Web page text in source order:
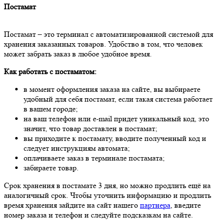
Постамат
Постамат – это терминал с автоматизированной системой для
хранения заказанных товаров. Удобство в том, что человек
может забрать заказ в любое удобное время.
Как работать с постаматом:
в момент оформления заказа на сайте, вы выбираете
удобный для себя постамат, если такая система работает
в вашем городе;
на ваш телефон или e-mail придет уникальный код, это
значит, что товар доставлен в постамат;
вы приходите к постамату, вводите полученный код и
следует инструкциям автомата;
оплачиваете заказ в терминале постамата;
забираете товар.
Срок хранения в постамате 3 дня, но можно продлить ещё на
аналогичный срок. Чтобы уточнить информацию и продлить
время хранения зайдите на сайт нашего партнера, введите
номер заказа и телефон и следуйте подсказкам на сайте.